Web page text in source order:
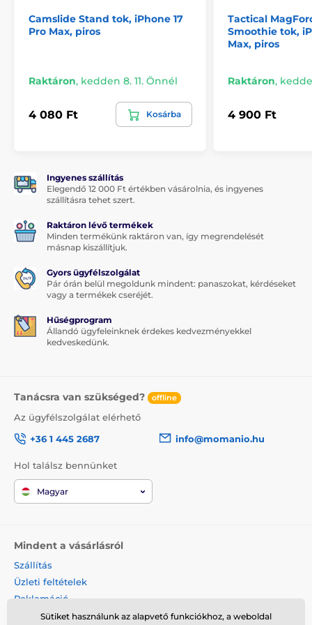
Camslide Stand tok, iPhone 17
Pro Max, piros
Raktáron, kedden 8. 11. Önnél
4 080 Ft Kosárba
Tactical
Smoothie tok,
Max, piros
Raktáron,
4 900 Ft
Ingyenes szállítás
Elegendő 12 000 Ft értékben vásárolnia, és ingyenes
szállításra tehet szert.
Raktáron lévő termékek
Minden termékünk raktáron van, így megrendelését
másnap kiszállítjuk.
Gyors ügyfélszolgálat
Pár órán belül megoldunk mindent: panaszokat, kérdéseket
vagy a termékek cseréjét.
Hűségprogram
Állandó ügyfeleinknek érdekes kedvezményekkel
kedveskedünk.
Tanácsra van szükséged? offline
Az ügyfélszolgálat elérhető
+36 1 445 2687
info@momanio.hu
Hol találsz bennünket
Magyar
Mindent a vásárlásról
Szállítás
Üzleti feltételek
Reklamáció
Termék visszaküldése
Sütiket használunk az alapvető funkciókhoz, a weboldal